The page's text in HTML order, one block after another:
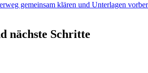
gemeinsam klären und Unterlagen
nächste Schritte